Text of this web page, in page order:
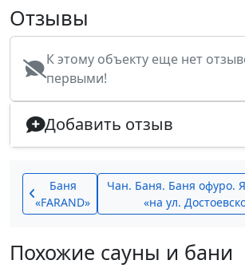
Отзывы
К этому объекту еще нет
первыми!
Добавить отзыв
Баня
«FARAND»
Чан. Баня. Баня офуро.
«на ул.
Похожие сауны и бани